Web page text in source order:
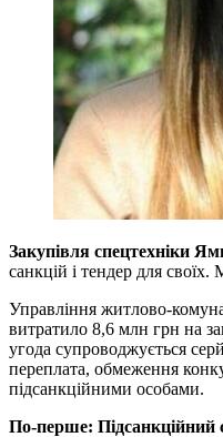
Закупівля спецтехніки
санкцій і тендер для
Управління житлово-
витратило 8,6 млн грн на
угода супроводжується
переплата, обмеження
підсанкційними особами.
По-перше: Підсанкційний